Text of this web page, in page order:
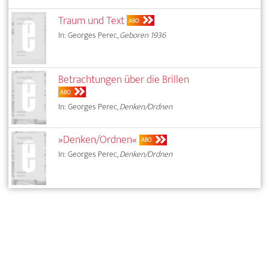
Traum und Text ABO
In: Georges Perec,Geboren 1936
Betrachtungen über die Brillen
ABO
In: Georges Perec,Denken/Ordnen
»Denken/Ordnen« ABO
In: Georges Perec,Denken/Ordnen